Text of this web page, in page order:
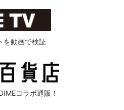
を動画で検証
コラボ通販！